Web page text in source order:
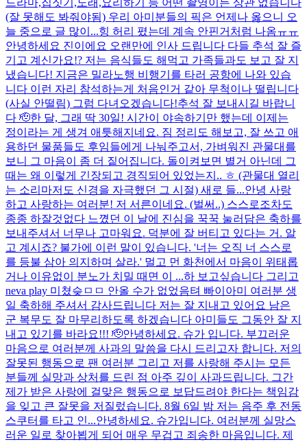
(잘 못해도 봐줘야됨) 우리 아미분들의 픽은 언제나 옳으니 오
늘 중으로 글 많이...힝 허리 폈는데 계속 안핀거처럼 나옴ㅠㅠ
안녕하세요 진이에요 오랜만에 인사 드립니다 다들 추석 잘 즐
기고 계신가요!? 저는 음식들도 해먹고 가족들과도 보고 잘 지
냈습니다! 지금은 밀라노행 비행기를 타러 공항에 나와 있습
니다 이런 자리 참석하는게 처음인거 같아 무척이나 떨립니다
(사실 안떨림) 그럼 다녀오겠습니다!추석 잘 보내시길 바랍니
다 🫡한 달, 그래 딱 30일! 시간이 야속하기만 했는데 이제는
정이라는 게 생겨 애틋해지네요. 짐 정리도 해보고, 잘 쓰고 애
용하던 물품들도 후임들에게 나눠주고서, 가벼워진 관물대를
보니 그 마음이 좀 더 짙어집니다. 돌이켜보면 별거 아닌데 그
때는 왜 이렇게 긴장되고 경직되어 있었는지.. ㅎ (관물대 열리
는 소리마저도 신경을 자극했던 그 시절) 새로 들...안녕 사랑
하고 사랑하는 여러분! 저 서른이네요. (벌써..) 스스로조차도
종종 하잘것없다 느꼈던 이 날에 진심을 꾹꾹 눌러담은 축하를
보내주셔서 너무나 고마워요. 덕분에 잘 버티고 있다는 거. 알
고 계시죠? 불가에 이런 말이 있습니다. '너는 오직 너 스스로
를 등불 삼아 의지하며 살라.' 멀고 먼 화천에서 마음이 위태롭
거나 이유없이 분노가 치밀 때면 이 ...하 보고싶습니다 그리고
neva play 미쳤슺ㅁㅁ 안올 수가 없었음텨 빠이 아미 여러분 생
일 축하해 주셔서 감사드립니다 저는 잘 지내고 있어요 남은
군 복무도 잘 마무리하도록 하겠습니다 아미들도 그동안 잘 지
내고 있기를 바라요!!! 🫡안녕하세요. 슈가 입니다. 부끄러운
마음으로 여러분께 사과의 말씀을 다시 드리고자 합니다. 저의
잘못된 행동으로 팬 여러분 그리고 저를 사랑해 주시는 모든
분들께 실망과 상처를 드린 점 아주 깊이 사과드립니다. 그간
제가 받은 사랑에 걸맞은 행동으로 보답드려야 한다는 책임감
을 잊고 큰 잘못을 저질렀습니다. 8월 6일 밤 저는 음주 후 전동
스쿠터를 타고 인...안녕하세요. 슈가입니다. 여러분께 실망스
러운 일로 찾아뵙게 되어 매우 무겁고 죄송한 마음입니다. 제